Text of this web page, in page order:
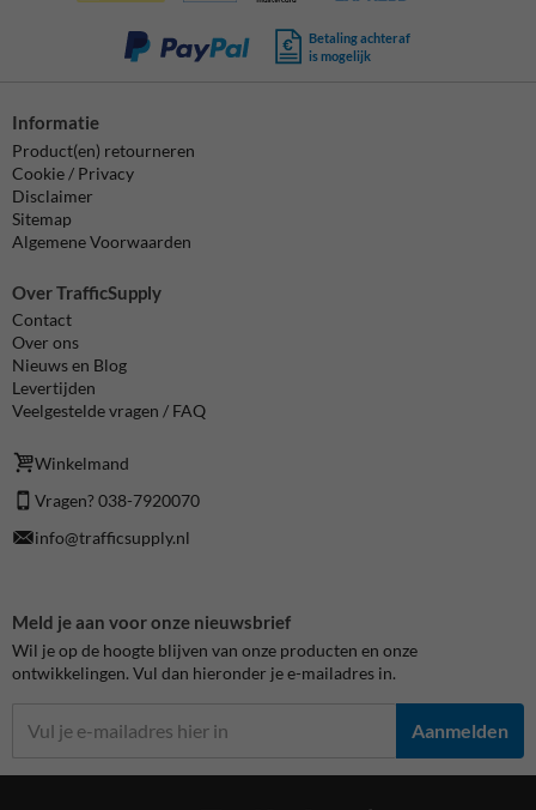
Betaling achteraf
is mogelijk
Informatie
Product(en) retourneren
Cookie / Privacy
Disclaimer
Sitemap
Algemene Voorwaarden
Over TrafficSupply
Contact
Over ons
Nieuws en Blog
Levertijden
Veelgestelde vragen / FAQ
Winkelmand
Vragen? 038-7920070
info@trafficsupply.nl
Meld je aan voor onze nieuwsbrief
Wil je op de hoogte blijven van onze producten en onze
ontwikkelingen. Vul dan hieronder je e-mailadres in.
Aanmelden